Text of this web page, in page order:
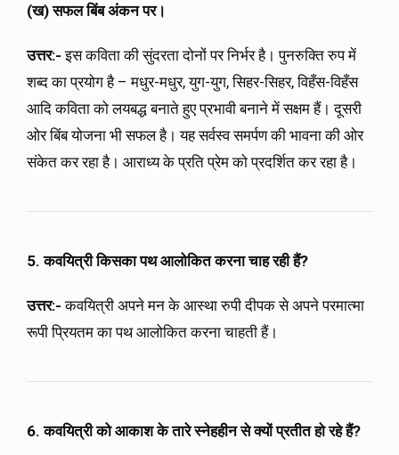
(ख) सफल बिंब अंकन पर।
उत्तर:-इस कविता की सुंदरता दोनों पर निर्भर है। पुनरुक्ति रुप में
शब्द का प्रयोग है – मधुर-मधुर, युग-युग, सिहर-सिहर, विहँस-विहँस
आदि कविता को लयबद्ध बनाते हुए प्रभावी बनाने में सक्षम हैं। दूसरी
ओर बिंब योजना भी सफल है। यह सर्वस्व समर्पण की भावना की ओर
संकेत कर रहा है। आराध्य के प्रति प्रेम को प्रदर्शित कर रहा है।
5. कवयित्री किसका पथ आलोकित करना चाह रही हैं?
उत्तर:-कवयित्री अपने मन के आस्था रुपी दीपक से अपने परमात्मा
रूपी प्रियतम का पथ आलोकित करना चाहती हैं।
6. कवयित्री को आकाश के तारे स्नेहहीन से क्यों प्रतीत हो रहे हैं?